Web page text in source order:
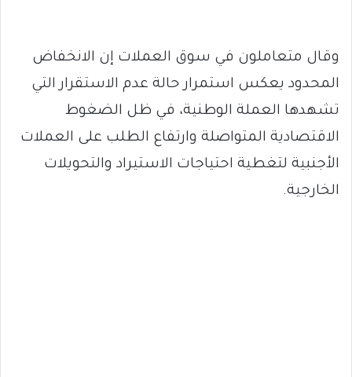
وقال متعاملون في سوق العملات إن الانخفاض
المحدود يعكس استمرار حالة عدم الاستقرار التي
تشهدها العملة الوطنية، في ظل الضغوط
الاقتصادية المتواصلة وارتفاع الطلب على العملات
الأجنبية لتغطية احتياجات الاستيراد والتحويلات
الخارجية.